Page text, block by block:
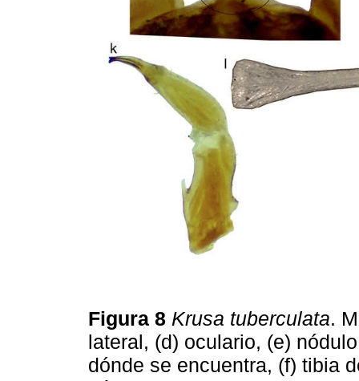
Figura 8 Krusa tuberculata.
lateral, (d) oculario, (e)
dónde se encuentra, (f) tibia